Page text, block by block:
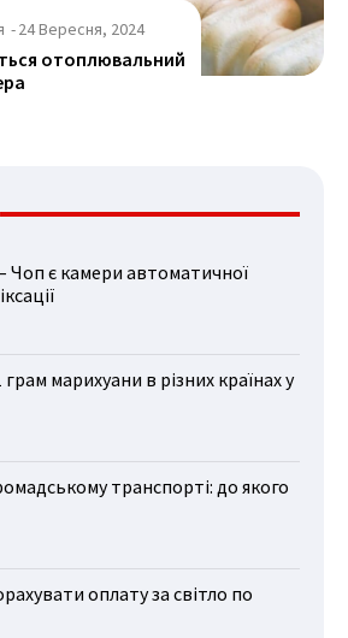
-24 Вересня, 2024
отоплювальний
Чоп є камери автоматичної
марихуани в різних країнах у
транспорті: до якого
оплату за світло по